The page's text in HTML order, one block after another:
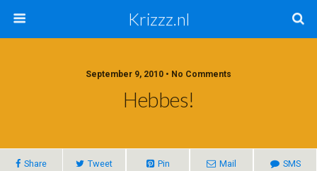
Krizzz.nl
September 9, 2010 • No Comments
Hebbes!
Share Tweet Pin Mail SMS